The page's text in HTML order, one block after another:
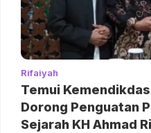
Rifaiyah
Temui
Dorong Penguatan
Sejarah KH Ahmad